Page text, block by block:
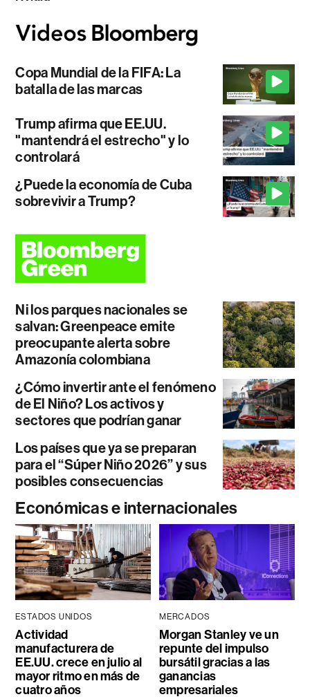
Copa Mundial de la FIFA: La
batalla de las marcas
Trump afirma que EE.UU.
"mantendrá el estrecho" y lo
controlará
¿Puede la economía de Cuba
sobrevivir a Trump?
Ni los parques nacionales se
salvan: Greenpeace emite
preocupante alerta sobre
Amazonía colombiana
¿Cómo invertir ante el fenómeno
de El Niño? Los activos y
sectores que podrían ganar
Los países que ya se preparan
para el “Súper Niño 2026” y sus
posibles consecuencias
Económicas e internacionales
ESTADOS UNIDOS
Actividad
manufacturera de
EE.UU. crece en julio al
mayor ritmo en más de
cuatro años
MERCADOS
Morgan Stanley ve un
repunte del impulso
bursátil gracias a las
ganancias
empresariales